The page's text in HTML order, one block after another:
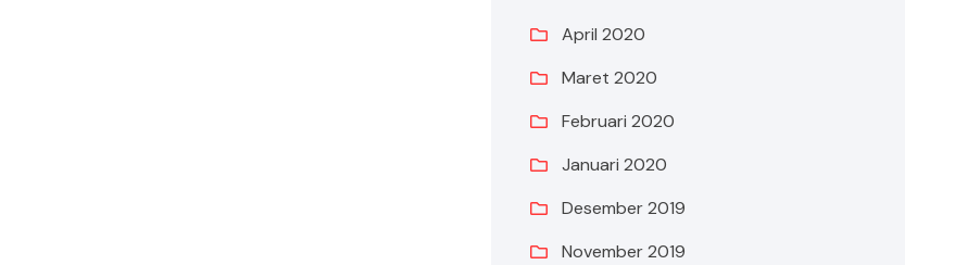
April 2020
Maret 2020
Februari 2020
Januari 2020
Desember 2019
November 2019